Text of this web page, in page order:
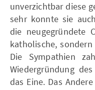
unverzichtbar diese
sehr konnte sie
die neugegründete
katholische,
Die Sympathien
Wiedergründung
das Eine. Das